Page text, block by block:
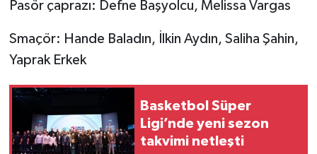
Pasör çaprazı: Defne Başyolcu, Melissa Vargas
Smaçör: Hande Baladın, İlkin Aydın, Saliha Şahin,
Yaprak Erkek
Basketbol Süper
Ligi’nde yeni sezon
takvimi netleşti